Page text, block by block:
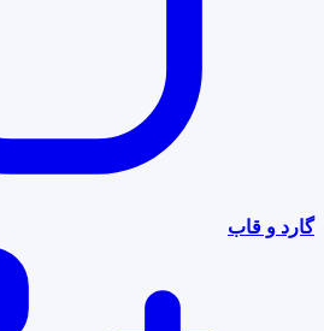
گارد و قاب